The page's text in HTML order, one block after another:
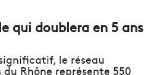
qui doublera en 5 ans
le réseau
Rhône représente 550